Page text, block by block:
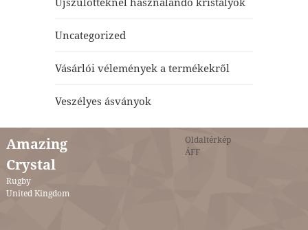
Uncategorized
Vásárlói vélemények a termékekről
Veszélyes ásványok
Amazing
Crystal
Rugby
United Kingdom
Oldaltérkép
ÁFF